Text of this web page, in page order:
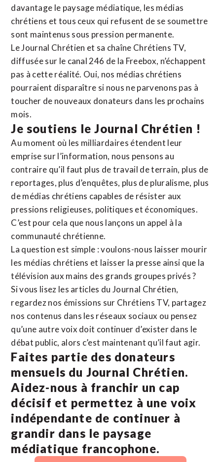
davantage le paysage médiatique, les médias
chrétiens et tous ceux qui refusent de se soumettre
sont maintenus sous pression permanente.
Le Journal Chrétien et sa chaîne Chrétiens TV,
diffusée sur le canal 246 de la Freebox, n’échappent
pas à cette réalité. Oui, nos médias chrétiens
pourraient disparaître si nous ne parvenons pas à
toucher de nouveaux donateurs dans les prochains
mois.
Je soutiens le Journal Chrétien !
Au moment où les milliardaires étendent leur
emprise sur l’information, nous pensons au
contraire qu’il faut plus de travail de terrain, plus de
reportages, plus d’enquêtes, plus de pluralisme, plus
de médias chrétiens capables de résister aux
pressions religieuses, politiques et économiques.
C’est pour cela que nous lançons un appel à la
communauté chrétienne.
La question est simple : voulons-nous laisser mourir
les médias chrétiens et laisser la presse ainsi que la
télévision aux mains des grands groupes privés ?
Si vous lisez les articles du Journal Chrétien,
regardez nos émissions sur Chrétiens TV, partagez
nos contenus dans les réseaux sociaux ou pensez
qu’une autre voix doit continuer d’exister dans le
débat public, alors c’est maintenant qu’il faut agir.
Faites partie des donateurs
mensuels du Journal Chrétien.
Aidez-nous à franchir un cap
décisif et permettez à une voix
indépendante de continuer à
grandir dans le paysage
médiatique francophone.